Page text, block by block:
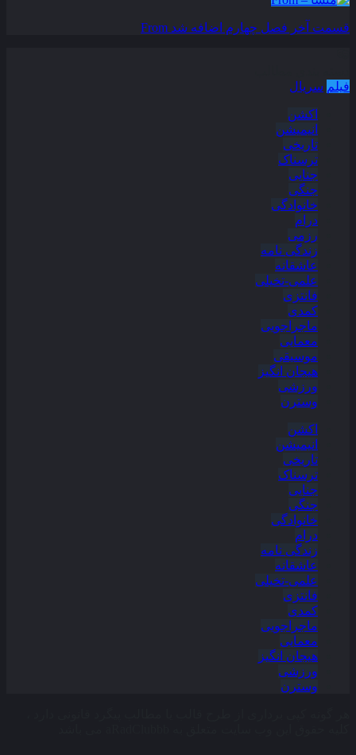
قسمت آخر فصل چهارم اضافه شد From
فیلم سریال
اکشن
انیمیشن
تاریخی
ترسناک
جنایی
جنگی
خانوادگی
درام
رزمی
زندگی نامه
عاشقانه
علمی-تخیلی
فانتزی
کمدی
ماجراجویی
معمایی
موسیقی
هیجان انگیز
ورزشی
وسترن
اکشن
انیمیشن
تاریخی
ترسناک
جنایی
جنگی
خانوادگی
درام
زندگی نامه
عاشقانه
علمی-تخیلی
فانتزی
کمدی
ماجراجویی
معمایی
هیجان انگیز
ورزشی
وسترن